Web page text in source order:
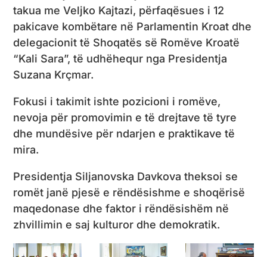
takua me Veljko Kajtazi, përfaqësues i 12
pakicave kombëtare në Parlamentin Kroat dhe
delegacionit të Shoqatës së Romëve Kroatë
“Kali Sara”, të udhëhequr nga Presidentja
Suzana Krçmar.
Fokusi i takimit ishte pozicioni i romëve,
nevoja për promovimin e të drejtave të tyre
dhe mundësive për ndarjen e praktikave të
mira.
Presidentja Siljanovska Davkova theksoi se
romët janë pjesë e rëndësishme e shoqërisë
maqedonase dhe faktor i rëndësishëm në
zhvillimin e saj kulturor dhe demokratik.